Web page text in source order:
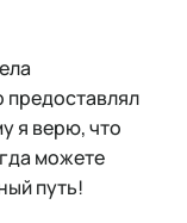
предоставлял
я верю, что
можете
путь!